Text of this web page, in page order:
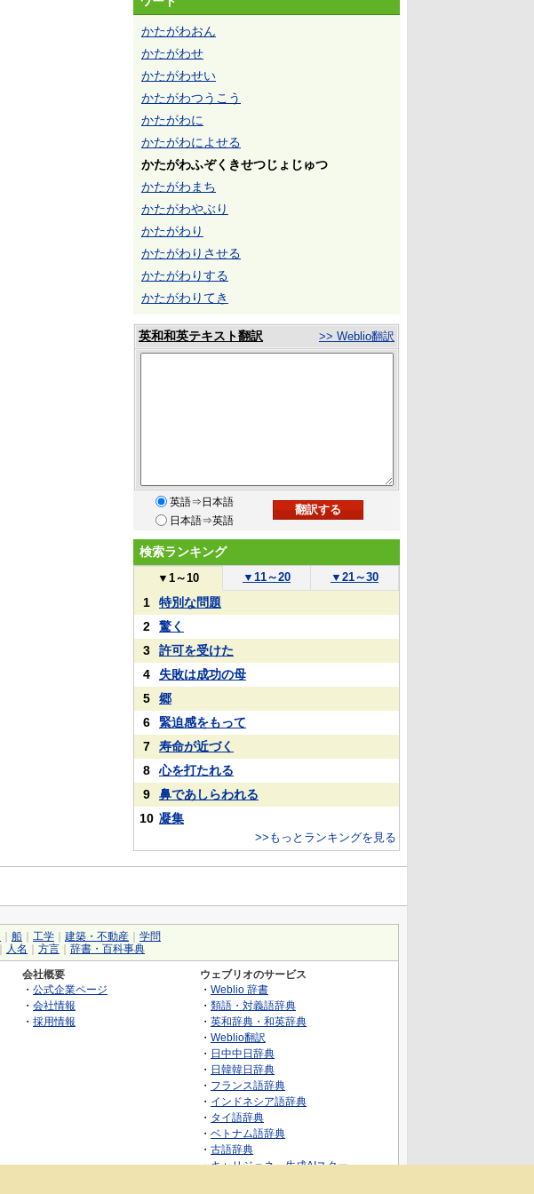
かたがわおん
かたがわせ
かたがわせい
かたがわつうこう
かたがわに
かたがわによせる
かたがわふぞくきせつじょじゅつ
かたがわまち
かたがわやぶり
かたがわり
かたがわりさせる
かたがわりする
かたがわりてき
英和和英テキスト翻訳 >> Weblio翻訳
英語⇒日本語
日本語⇒英語
検索ランキング
▼ 1～10 ▼ 11～20 ▼ 21～30
1
特別な問題
2
驚く
3
許可を受けた
4
失敗は成功の母
5
郷
6
緊迫感をもって
7
寿命が近づく
8
心を打たれる
9
鼻であしらわれる
10 凝集
>>もっとランキングを見る
船 工学 建築・不動産
学問
人名 方言 辞書・百科事典
会社概要
・ 公式企業ページ
・ 会社情報
・ 採用情報
ウェブリオのサービス
・ Weblio 辞書
・ 類語・対義語辞典
・ 英和辞典・和英辞典
・ Weblio翻訳
・ 日中中日辞典
・ 日韓韓日辞典
・ フランス語辞典
・ インドネシア語辞典
・ タイ語辞典
・ ベトナム語辞典
・ 古語辞典
・キャリジェネ～生成AIスクー